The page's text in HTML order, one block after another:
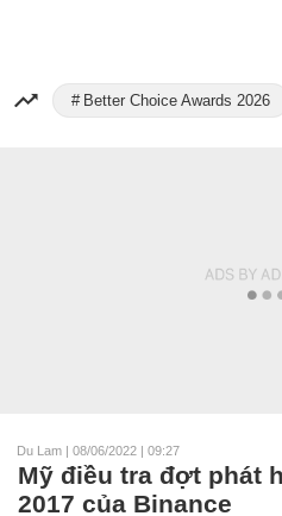
Better Choice Awards 2026
Du Lam | 08/06/2022 | 09:27
Mỹ điều tra đợt phát
2017 của Binance